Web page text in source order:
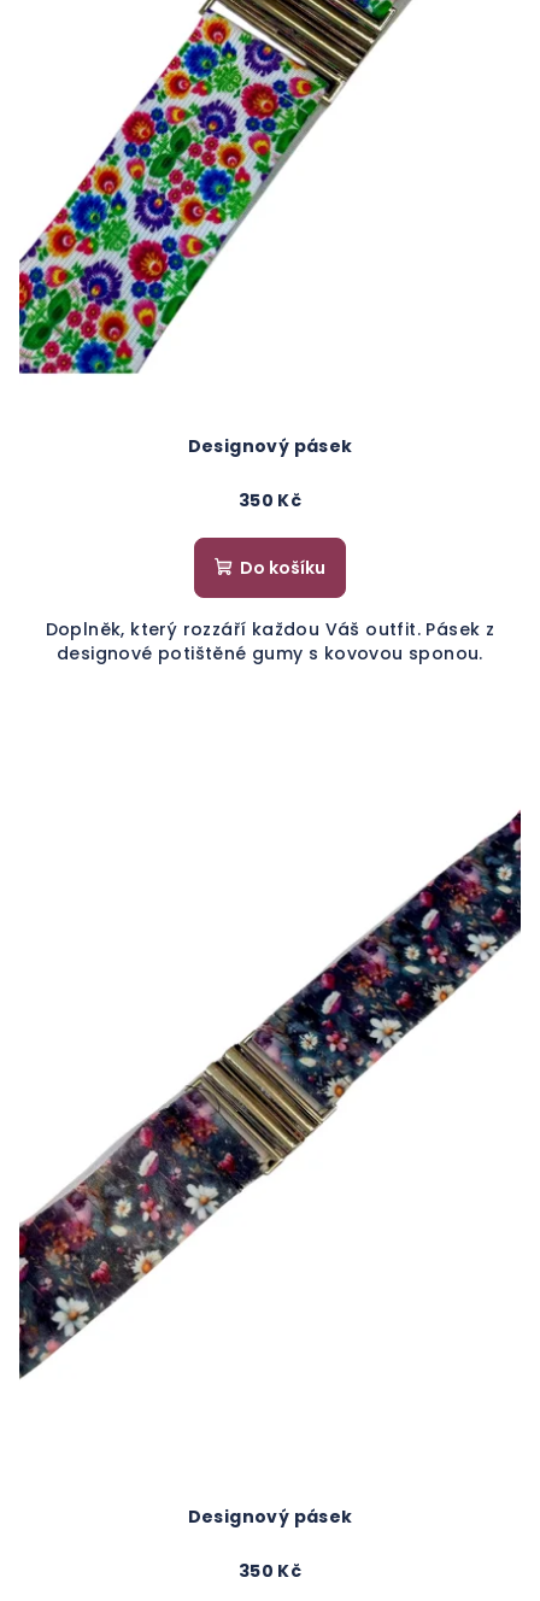
Designový pásek
350 Kč
Do košíku
Doplněk, který rozzáří každou Váš outfit. Pásek z
designové potištěné gumy s kovovou sponou.
Designový pásek
350 Kč